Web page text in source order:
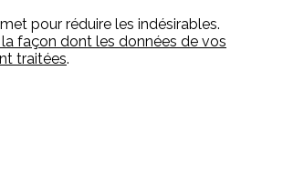
pour réduire les indésirables.
la façon dont les données de vos
traitées.